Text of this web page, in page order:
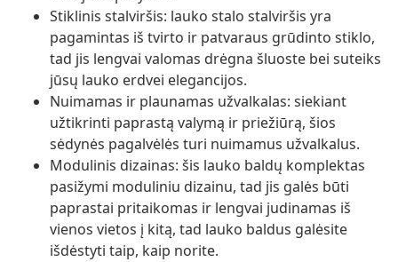
Stiklinis stalviršis: lauko stalo stalviršis yra
pagamintas iš tvirto ir patvaraus grūdinto stiklo,
tad jis lengvai valomas drėgna šluoste bei suteiks
jūsų lauko erdvei elegancijos.
Nuimamas ir plaunamas užvalkalas: siekiant
užtikrinti paprastą valymą ir priežiūrą, šios
sėdynės pagalvėlės turi nuimamus užvalkalus.
Modulinis dizainas: šis lauko baldų komplektas
pasižymi moduliniu dizainu, tad jis galės būti
paprastai pritaikomas ir lengvai judinamas iš
vienos vietos į kitą, tad lauko baldus galėsite
išdėstyti taip, kaip norite.